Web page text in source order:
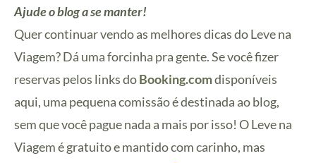
Ajude o blog a se manter!
Quer continuar vendo as melhores dicas do Leve na
Viagem? Dá uma forcinha pra gente. Se você fizer
reservas pelos links doBooking.comdisponíveis
aqui, uma pequena comissão é destinada ao blog,
sem que você pague nada a mais por isso! O Leve na
Viagem é gratuito e mantido com carinho, mas